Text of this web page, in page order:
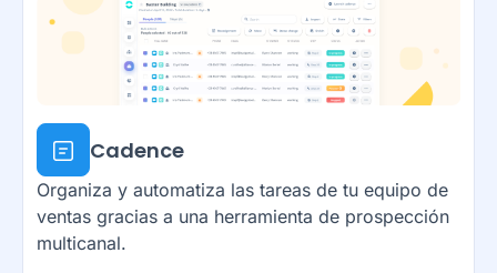
Cadence
Organiza y automatiza las tareas de tu equipo de
ventas gracias a una herramienta de prospección
multicanal.